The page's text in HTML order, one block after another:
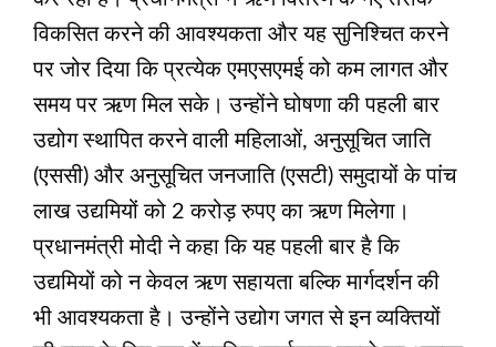
विकसित करने की आवश्यकता और यह सुनिश्चित करने
पर जोर दिया कि प्रत्येक एमएसएमई को कम लागत और
समय पर ऋण मिल सके। उन्होंने घोषणा की पहली बार
उद्योग स्‍थापित करने वाली महिलाओं, अनुसूचित जाति
(एससी) और अनुसूचित जनजाति (एसटी) समुदायों के पांच
लाख उद्यमियों को 2 करोड़ रुपए का ऋण मिलेगा।
प्रधानमंत्री मोदी ने कहा कि यह पहली बार है कि
उद्यमियों को न केवल ऋण सहायता बल्कि मार्गदर्शन की
भी आवश्यकता है। उन्होंने उद्योग जगत से इन व्यक्तियों